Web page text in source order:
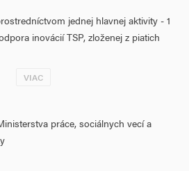
jednej hlavnej aktivity - 1
inovácií TSP, zloženej z piatich
a ľudských zdrojov v TSP,
VIAC
práce, sociálnych vecí a